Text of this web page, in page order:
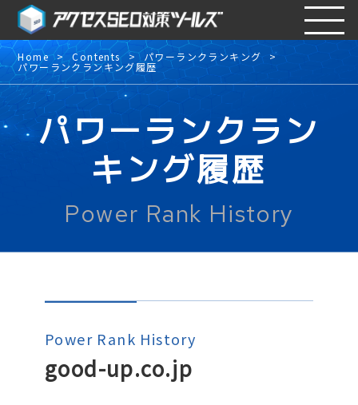
Home Contents パワーランクランキング
パワーランクランキング履歴
パワーランクラン
キング履歴
Power Rank History
Power Rank History
good-up.co.jp